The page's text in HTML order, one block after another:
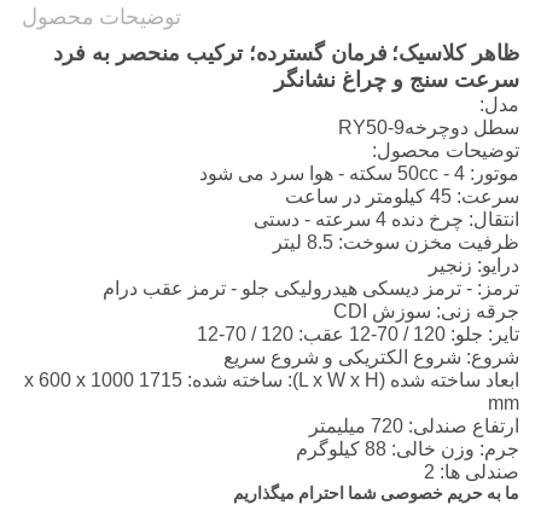
توضیحات محصول
ظاهر کلاسیک؛ فرمان گسترده؛ ترکیب منحصر به فرد
سرعت سنج و چراغ نشانگر
مدل:
سطل دوچرخهRY50-9
توضیحات محصول:
موتور: 50cc - 4 سکته - هوا سرد می شود
سرعت: 45 کیلومتر در ساعت
انتقال: چرخ دنده 4 سرعته - دستی
ظرفیت مخزن سوخت: 8.5 لیتر
درایو: زنجیر
ترمز: - ترمز دیسکی هیدرولیکی جلو - ترمز عقب درام
جرقه زنی: سوزش CDI
تایر: جلو: 120 / 70-12 عقب: 120 / 70-12
شروع: شروع الکتریکی و شروع سریع
ابعاد ساخته شده (L x W x H): ساخته شده: 1715 x 600 x 1000
mm
ارتفاع صندلی: 720 میلیمتر
جرم: وزن خالی: 88 کیلوگرم
صندلی ها: 2
ما به حریم خصوصی شما احترام میگذاریم